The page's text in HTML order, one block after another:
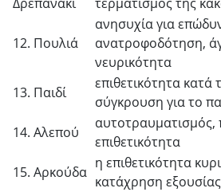
12. Πουλιά
ανησυχία για
ανατροφοδότηση,
νευρικότητα
13. Παιδί
επιθετικότητα
σύγκρουση για το
14. Αλεπού
επιθετικότητα
15. Αρκούδα
η επιθετικότητα
κατάχρηση εξουσίας